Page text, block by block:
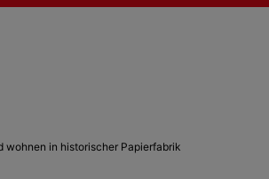
wohnen in historischer Papierfabrik